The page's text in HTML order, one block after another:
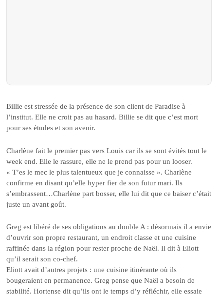
Billie est stressée de la présence de son client de Paradise à
l’institut. Elle ne croit pas au hasard. Billie se dit que c’est mort
pour ses études et son avenir.
Charlène fait le premier pas vers Louis car ils se sont évités tout le
week end. Elle le rassure, elle ne le prend pas pour un looser.
« T’es le mec le plus talentueux que je connaisse ». Charlène
confirme en disant qu’elle hyper fier de son futur mari. Ils
s’embrassent…Charlène part bosser, elle lui dit que ce baiser c’était
juste un avant goût.
Greg est libéré de ses obligations au double A : désormais il a envie
d’ouvrir son propre restaurant, un endroit classe et une cuisine
raffinée dans la région pour rester proche de Naël. Il dit à Eliott
qu’il serait son co-chef.
Eliott avait d’autres projets : une cuisine itinérante où ils
bougeraient en permanence. Greg pense que Naël a besoin de
stabilité. Hortense dit qu’ils ont le temps d’y réfléchir, elle essaie